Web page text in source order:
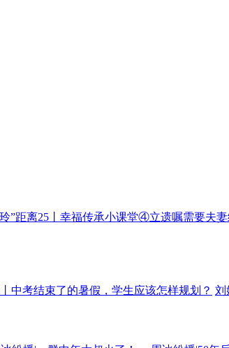
”距离25丨幸福传承小课堂④立遗嘱需要夫妻
中考结束了的暑假，学生应该怎样规划？ 刘